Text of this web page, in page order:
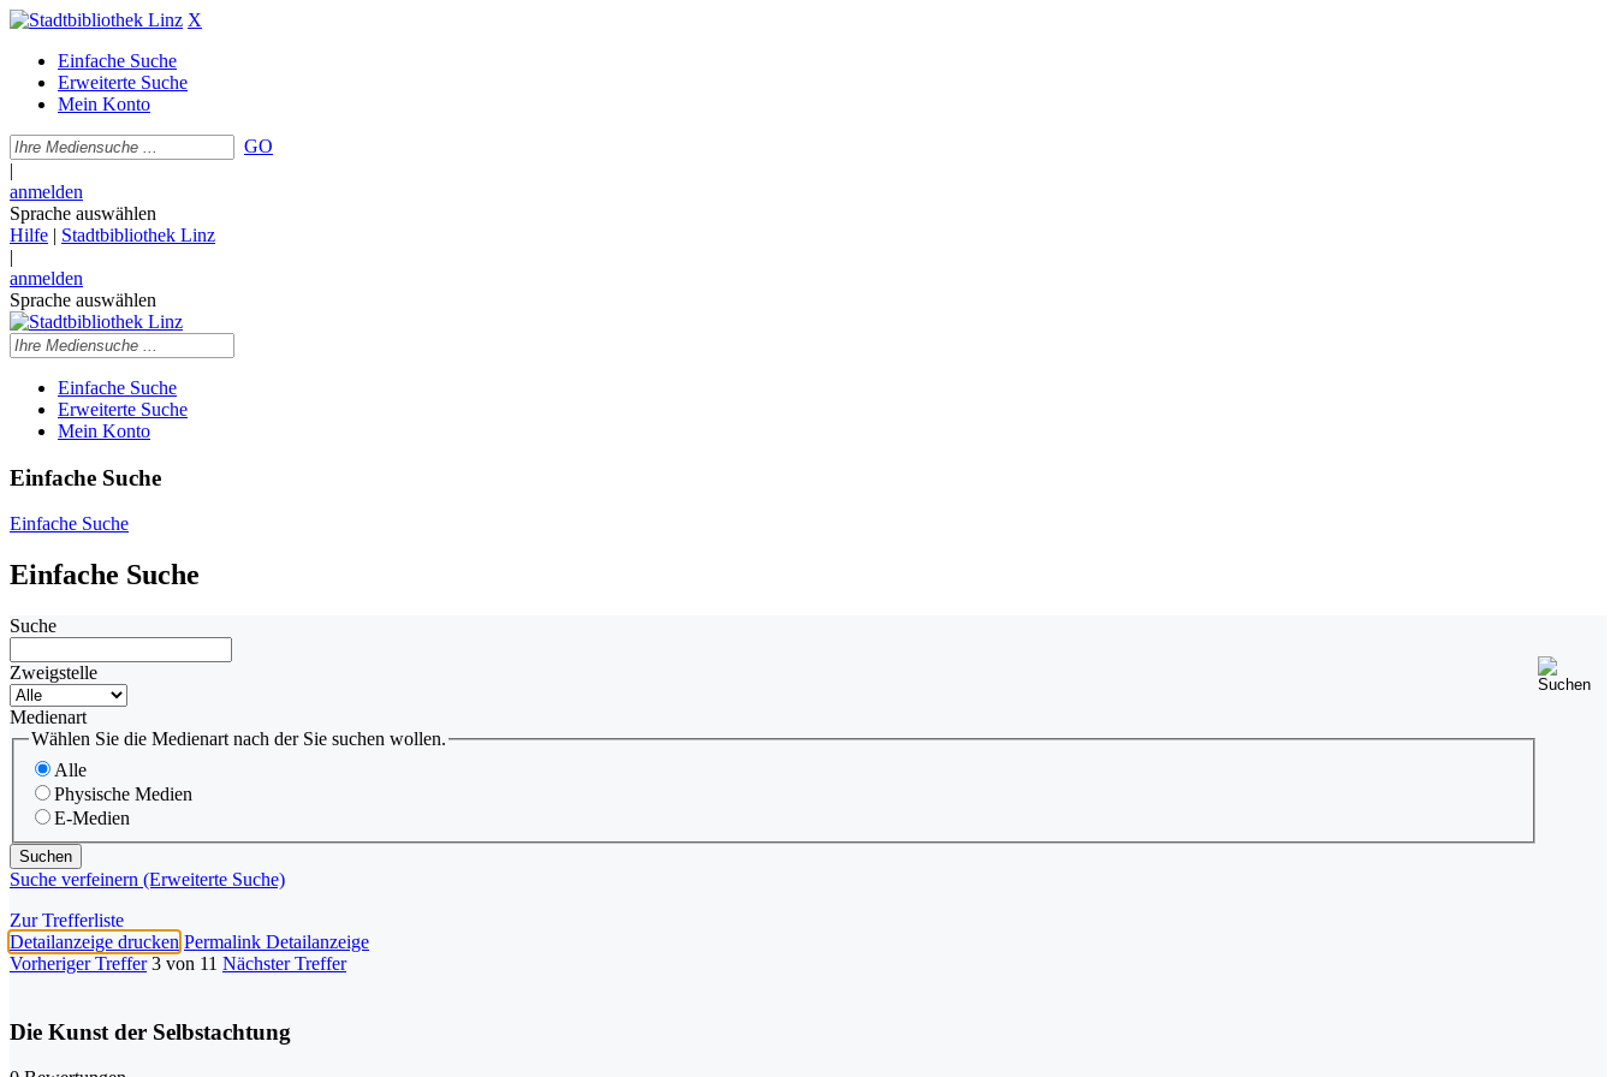
X
Einfache Suche
Erweiterte Suche
Mein Konto
GO
|
anmelden
Sprache auswählen
Hilfe | Stadtbibliothek Linz
|
anmelden
Sprache auswählen
Einfache Suche
Erweiterte Suche
Mein Konto
Einfache Suche
Einfache Suche
Einfache Suche
Suche
Zweigstelle
Medienart
Wählen Sie die Medienart nach der Sie suchen wollen.
Alle
Physische Medien
E-Medien
Suche verfeinern (Erweiterte Suche)
Zur Trefferliste
Detailanzeige drucken Permalink Detailanzeige
Vorheriger Treffer 3 von 11 Nächster Treffer
Die Kunst der Selbstachtung